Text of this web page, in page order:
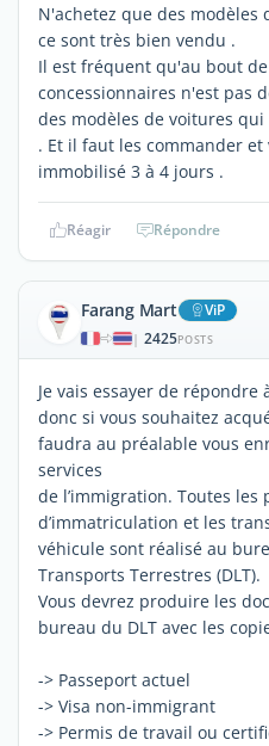
N'achetez que des
ce sont très bien vendu .
Il est fréquent qu'au bout de
concessionnaires n'est pas
des modèles de voitures
. Et il faut les commander
immobilisé 3 à 4 jours .
Réagir Répondre
Farang Mart ViP
| 2425POSTS
Je vais essayer de
donc si vous souhaitez
faudra au préalable vous
services
de l’immigration. Toutes les
d’immatriculation et les
véhicule sont réalisé au
Transports Terrestres (DLT).
Vous devrez produire les
bureau du DLT avec les
-> Passeport actuel
-> Visa non-immigrant
-> Permis de travail ou